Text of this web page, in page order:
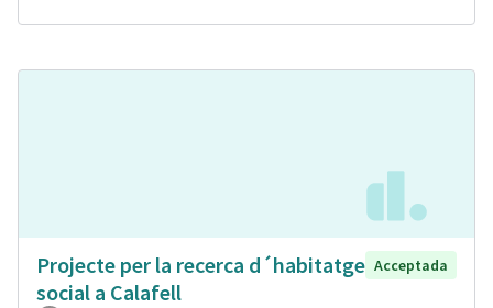
Projecte per la recerca d´habitatge
social a Calafell
Acceptada